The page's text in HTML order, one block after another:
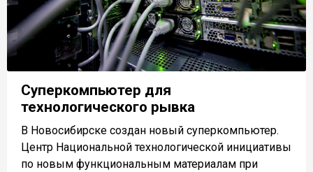
Суперкомпьютер для
технологического рывка
В Новосибирске создан новый суперкомпьютер.
Центр Национальной технологической инициативы
по новым функциональным материалам при